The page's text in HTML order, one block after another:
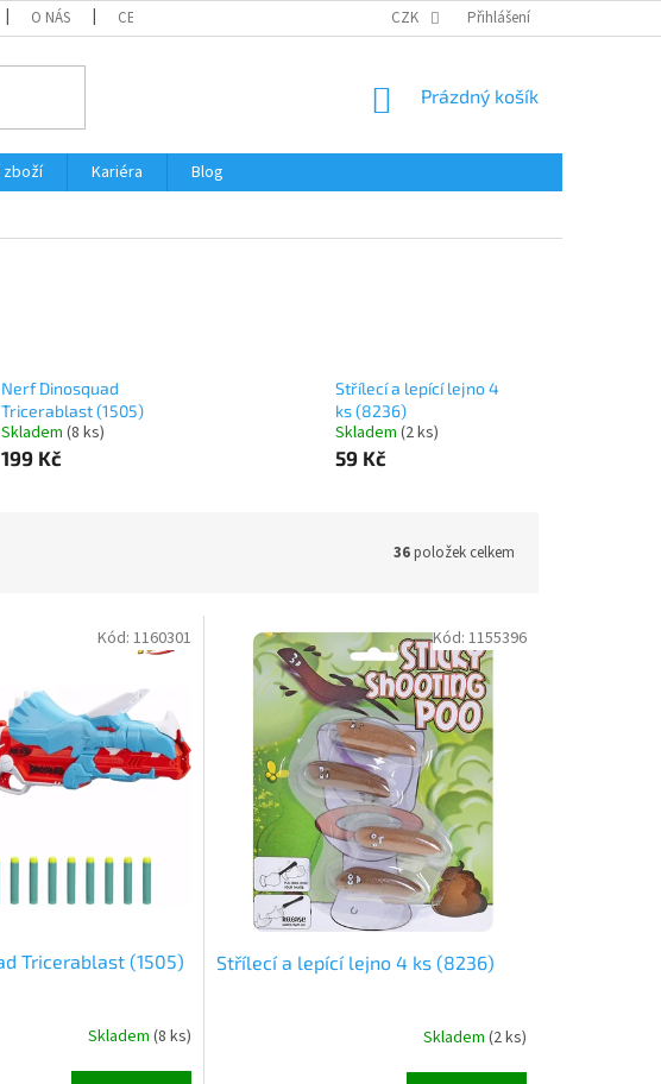
O NÁS CERTIFIKÁTY A NÁVODY OBCHODNÍ PODMÍNKY OCHRANA OSOBNÍCH
CZK Přihlášení
NÁKUPNÍ
Prázdný košík
zboží Kariéra
Blog
Nerf Dinosquad
Tricerablast (1505)
Skladem (8 ks)
199 Kč
Střílecí a lepící lejno 4
ks (8236)
Skladem (2 ks)
59 Kč
36položek celkem
Tricerablast (1505)
Skladem (8 ks)
Kód: 1160301
Střílecí a lepící lejno 4 ks (8236)
Skladem (2 ks)
Kód: 1155396